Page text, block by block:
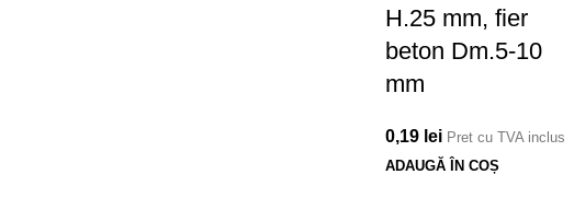
H.25 mm, fier
beton Dm.5-10
mm
0,19 lei Pret cu TVA inclus
ADAUGĂ ÎN COȘ